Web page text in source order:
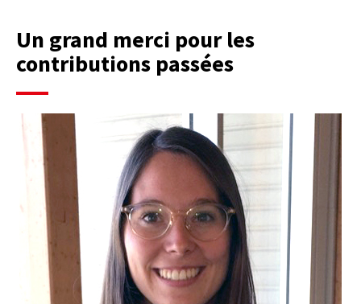
Un grand merci pour les
contributions passées